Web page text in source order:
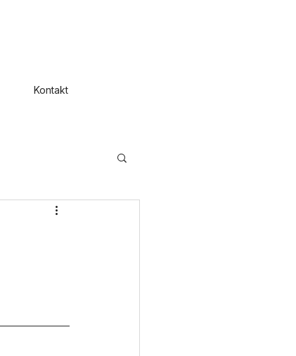
Kontakt